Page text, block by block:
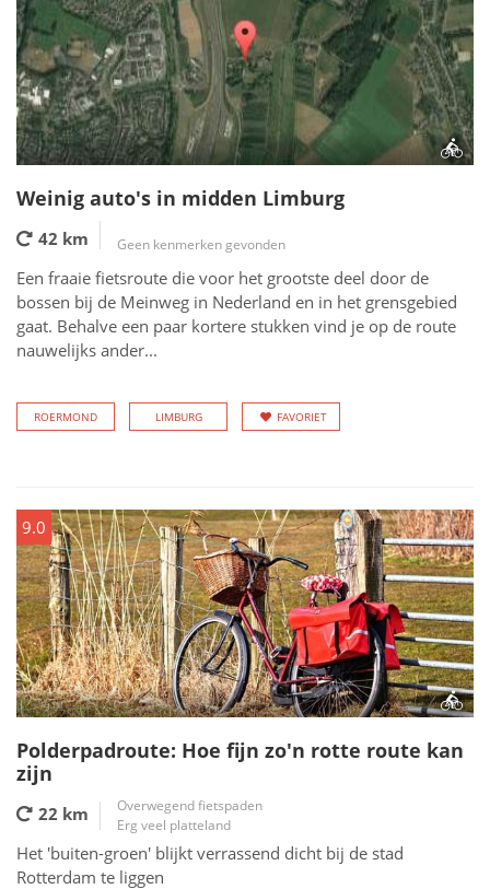
Weinig auto's in midden Limburg
42 km Geen kenmerken gevonden
Een fraaie fietsroute die voor het grootste deel door de
bossen bij de Meinweg in Nederland en in het grensgebied
gaat. Behalve een paar kortere stukken vind je op de route
nauwelijks ander...
ROERMOND LIMBURG FAVORIET
9.0
Polderpadroute: Hoe fijn zo'n rotte route kan
zijn
22 km
Overwegend fietspaden
Erg veel platteland
Het 'buiten-groen' blijkt verrassend dicht bij de stad
Rotterdam te liggen